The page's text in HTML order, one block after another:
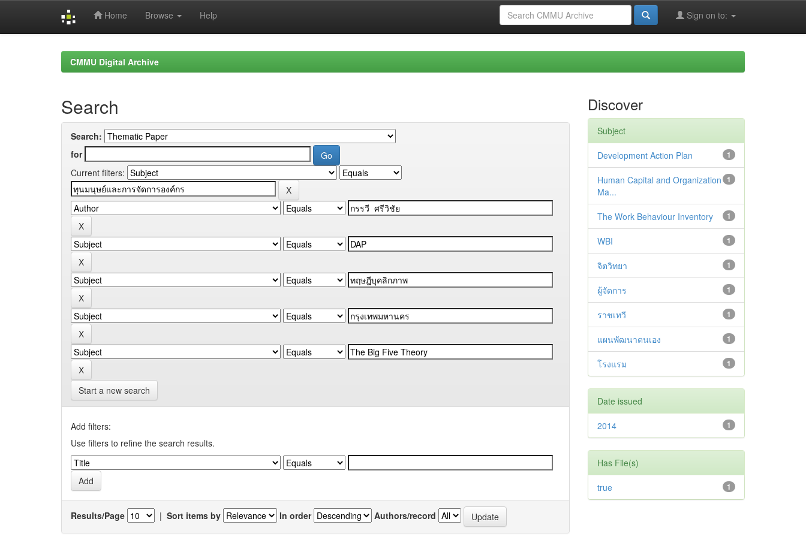
Home Browse Help Sign on to:
CMMU Digital Archive
Search
Search:
for
Current filters:
Start a new search
Add filters:
Use filters to refine the search results.
Results/Page | Sort items by In order Authors/record
Discover
Subject
1
Development Action Plan
1
Human Capital and Organization
Ma...
1
The Work Behaviour Inventory
1
WBI
1
จิตวิทยา
1
ผู้จัดการ
1
ราชเทวี
1
แผนพัฒนาตนเอง
1
โรงแรม
Date issued
1
2014
Has File(s)
1
true